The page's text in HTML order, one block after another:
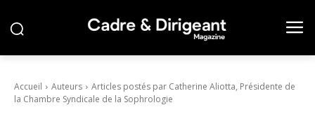
Accueil Auteurs
Articles postés par Catherine Aliotta, Présidente de
la Chambre Syndicale de la Sophrologie